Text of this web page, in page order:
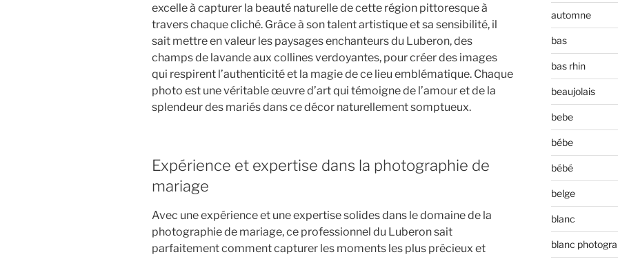
excelle à capturer la beauté naturelle de cette région pittoresque à
travers chaque cliché. Grâce à son talent artistique et sa sensibilité, il
sait mettre en valeur les paysages enchanteurs du Luberon, des
champs de lavande aux collines verdoyantes, pour créer des images
qui respirent l’authenticité et la magie de ce lieu emblématique. Chaque
photo est une véritable œuvre d’art qui témoigne de l’amour et de la
splendeur des mariés dans ce décor naturellement somptueux.
Expérience et expertise dans la photographie de
mariage
Avec une expérience et une expertise solides dans le domaine de la
photographie de mariage, ce professionnel du Luberon sait
parfaitement comment capturer les moments les plus précieux et
automne
bas
bas rhin
beaujolais
bebe
bébe
bébé
belge
blanc
blanc